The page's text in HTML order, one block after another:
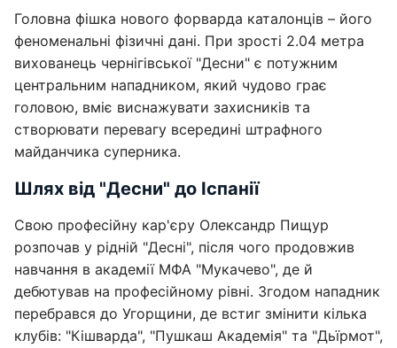
Головна фішка нового форварда каталонців – його
феноменальні фізичні дані. При зрості 2.04 метра
вихованець чернігівської "Десни" є потужним
центральним нападником, який чудово грає
головою, вміє виснажувати захисників та
створювати перевагу всередині штрафного
майданчика суперника.
Шлях від "Десни" до Іспанії
Свою професійну кар'єру Олександр Пищур
розпочав у рідній "Десні", після чого продовжив
навчання в академії МФА "Мукачево", де й
дебютував на професійному рівні. Згодом нападник
перебрався до Угорщини, де встиг змінити кілька
клубів: "Кішварда", "Пушкаш Академія" та "Дьїрмот",